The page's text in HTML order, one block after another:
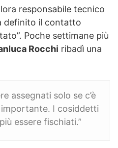
responsabile tecnico
definito il contatto
Poche settimane più
Rocchi ribadì una
assegnati solo se c’è
I cosiddetti
essere fischiati.”